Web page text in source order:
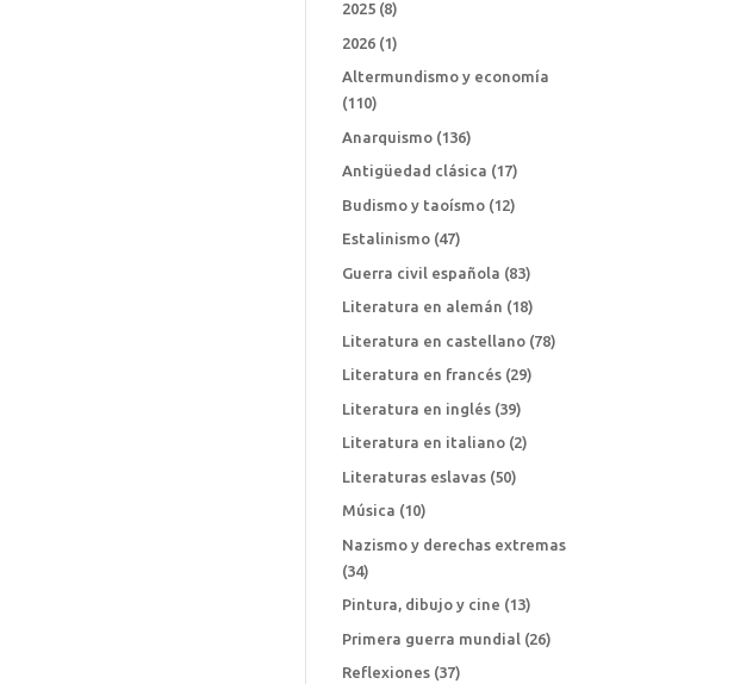
2025 (8)
2026 (1)
Altermundismo y economía
(110)
Anarquismo (136)
Antigüedad clásica (17)
Budismo y taoísmo (12)
Estalinismo (47)
Guerra civil española (83)
Literatura en alemán (18)
Literatura en castellano (78)
Literatura en francés (29)
Literatura en inglés (39)
Literatura en italiano (2)
Literaturas eslavas (50)
Música (10)
Nazismo y derechas extremas
(34)
Pintura, dibujo y cine (13)
Primera guerra mundial (26)
Reflexiones (37)